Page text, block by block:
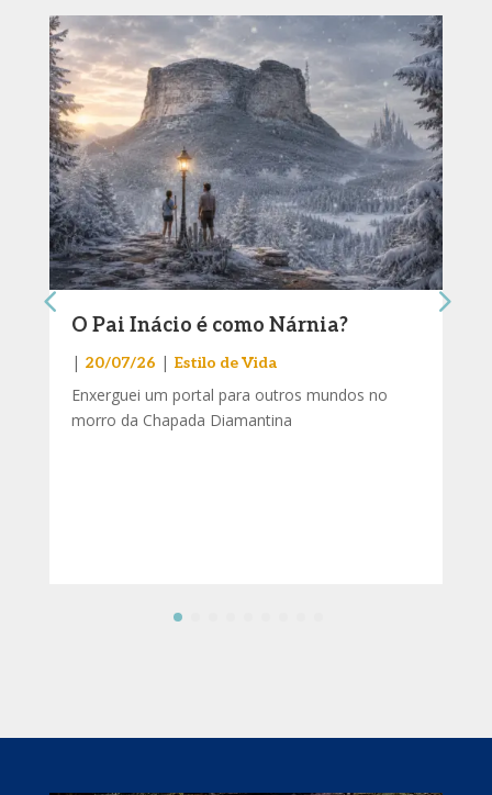
O Pai Inácio é como Nárnia?
| 20/07/26 | Estilo de Vida
Enxerguei um portal para outros mundos no
morro da Chapada Diamantina